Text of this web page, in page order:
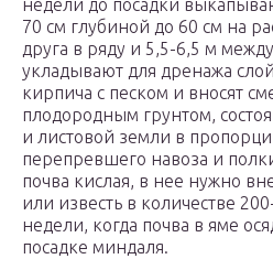
недели до посадки
70 см глубиной до 60 см на
друга в ряду и 5,5-6,5 м
укладывают для дренажа
кирпича с песком и вносят
плодородным грунтом,
и листовой земли в
перепревшего навоза и
почва кислая, в нее нужно
или известь в количестве
недели, когда почва в яме
посадке миндаля.